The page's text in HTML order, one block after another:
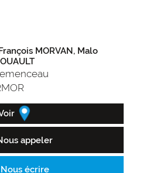
MORVAN, Malo
appeler
Nous écrire